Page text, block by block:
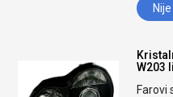
W203
Farovi